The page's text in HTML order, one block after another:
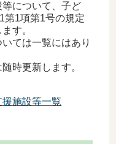
について、子ど
第1項第1号の規定
す。
ては一覧にはあり
時更新します。
施設等一覧